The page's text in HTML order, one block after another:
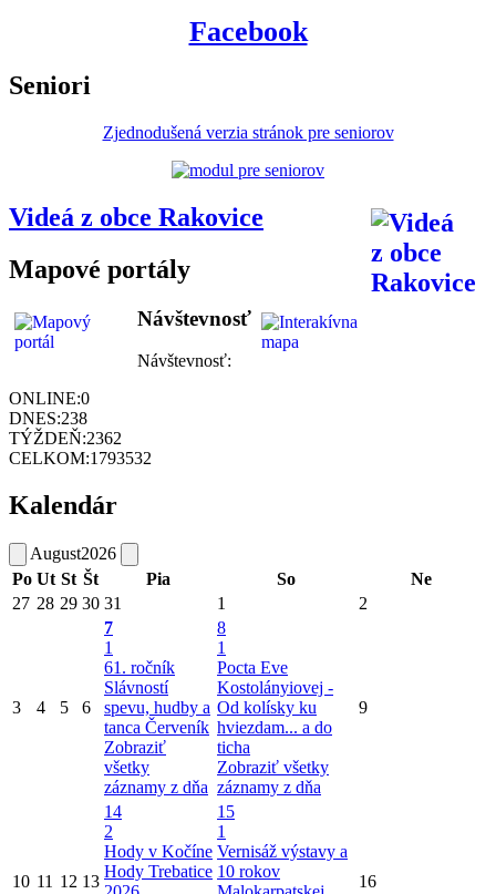
Facebook
Seniori
Zjednodušená verzia stránok pre seniorov
Videá z obce Rakovice
Mapové portály
Návštevnosť
Návštevnosť:
ONLINE:0
DNES:238
TÝŽDEŇ:2362
CELKOM:1793532
Kalendár
August2026
Po Ut St Št Pia So
Ne
27 28 29 30 31 1 2
3 4 5 6
7
1
61. ročník
Slávností
spevu, hudby a
tanca Červeník
Zobraziť
všetky
záznamy z dňa
8
1
Pocta Eve
Kostolányiovej -
Od kolísky ku
hviezdam... a do
ticha
Zobraziť všetky
záznamy z dňa
9
10 11 12 13
14
2
Hody v Kočíne
Hody Trebatice
15
1
Vernisáž výstavy a
10 rokov
16